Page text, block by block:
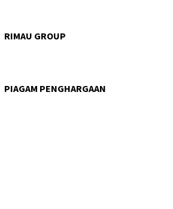
RIMAU GROUP
PIAGAM PENGHARGAAN